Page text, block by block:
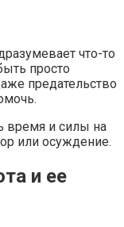
что-то
просто
предательство
время и силы на
или осуждение.
и ее